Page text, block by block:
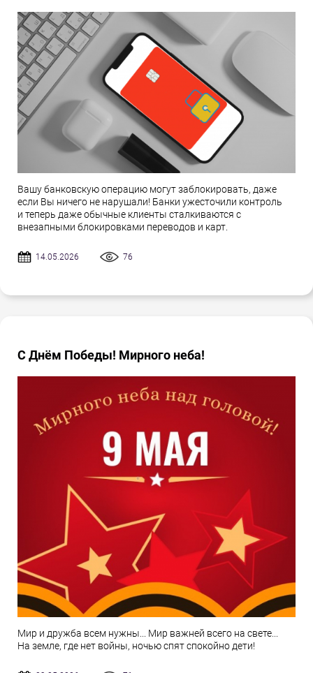
Вашу банковскую операцию могут заблокировать, даже
если Вы ничего не нарушали! Банки ужесточили контроль
и теперь даже обычные клиенты сталкиваются с
внезапными блокировками переводов и карт.
14.05.2026 76
С Днём Победы! Мирного неба!
Мир и дружба всем нужны... Мир важней всего на свете...
На земле, где нет войны, ночью спят спокойно дети!